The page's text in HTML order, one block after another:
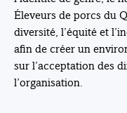
Éleveurs de porcs du
diversité, l’équité et
afin de créer un
sur l’acceptation des
l’organisation.